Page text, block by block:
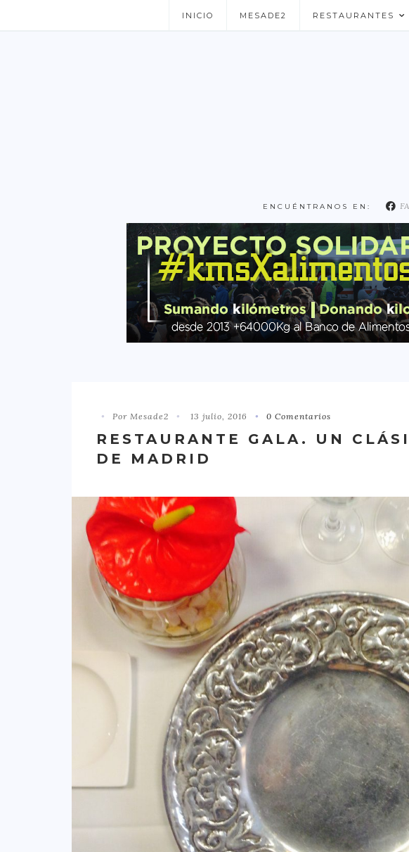
INICIO MESADE2 RESTAURANTES
NUESTROS
ENCUÉNTRANOS EN:
Por Mesade2 13 julio, 2016 0 Comentarios
RESTAURANTE GALA. UN
DE MADRID